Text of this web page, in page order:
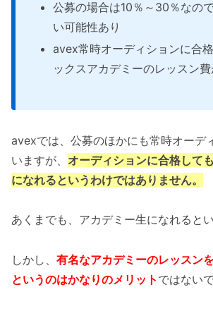
公募の場合は10％～30％なの
い可能性あり
avex常時オーディションに合
ックスアカデミーのレッスン
avexでは、公募のほかにも常時オーデ
いますが、 オーディションに合格して
になれるというわけではありません。
あくまでも、アカデミー生になれると
しかし、 有名なアカデミーのレッスン
というのはかなりのメリット ではない